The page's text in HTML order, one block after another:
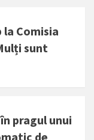
la Comisia
sunt
în pragul unui
de